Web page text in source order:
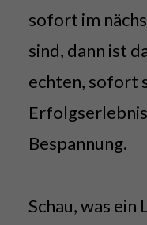
sofort im
sind, dann ist
echten, sofort
Bespannung.
Schau, was